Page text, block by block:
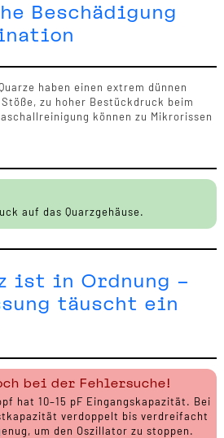
Beschädigung
haben einen extrem dünnen
zu hoher Bestückdruck beim
können zu Mikrorissen
auf das Quarzgehäuse.
ist in Ordnung –
täuscht ein
bei der Fehlersuche!
hat 10–15 pF Eingangskapazität. Bei
verdoppelt bis verdreifacht
um den Oszillator zu stoppen.